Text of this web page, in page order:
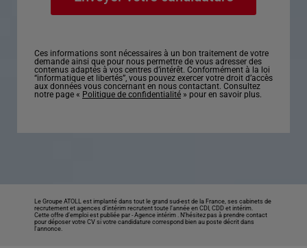
Ces informations sont nécessaires à un bon traitement de votre
demande ainsi que pour nous permettre de vous adresser des
contenus adaptés à vos centres d’intérêt. Conformément à la loi
“informatique et libertés”, vous pouvez exercer votre droit d’accès
aux données vous concernant en nous contactant. Consultez
notre page « Politique de confidentialité » pour en savoir plus.
Le Groupe ATOLL est implanté dans tout le grand sud-est de la France, ses cabinets de
recrutement et agences d’intérim recrutent toute l’année en CDI, CDD et intérim.
Cette offre d’emploi est publiée par -Agence intérim . N’hésitez pas à prendre contact
pour déposer votre CV si votre candidature correspond bien au poste décrit dans
l'annonce.